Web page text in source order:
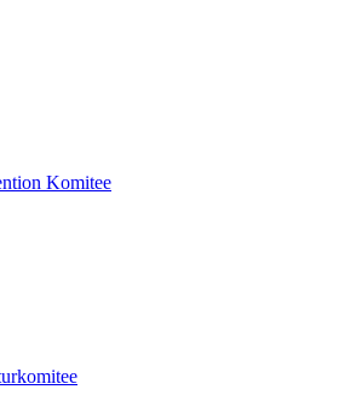
Komitee